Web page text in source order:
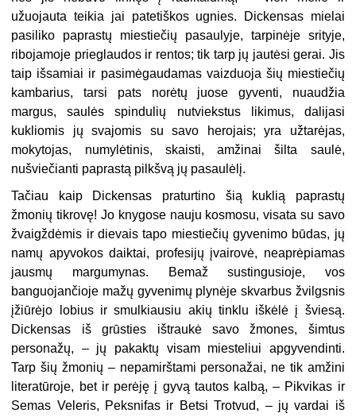
užuojauta teikia jai patetiškos ugnies. Dickensas mielai
pasiliko paprastų miestiečių pasaulyje, tarpinėje srityje,
ribojamoje prieglaudos ir rentos; tik tarp jų jautėsi gerai. Jis
taip išsamiai ir pasimėgaudamas vaizduoja šių miestiečių
kambarius, tarsi pats norėtų juose gyventi, nuaudžia
margus, saulės spindulių nutviekstus likimus, dalijasi
kukliomis jų svajomis su savo herojais; yra užtarėjas,
mokytojas, numylėtinis, skaisti, amžinai šilta saulė,
nušviečianti paprastą pilkšvą jų pasaulėlį.
Tačiau kaip Dickensas praturtino šią kuklią paprastų
žmonių tikrovę! Jo knygose nauju kosmosu, visata su savo
žvaigždėmis ir dievais tapo miestiečių gyvenimo būdas, jų
namų apyvokos daiktai, profesijų įvairovė, neaprėpiamas
jausmų margumynas. Bemaž sustingusioje, vos
banguojančioje mažų gyvenimų plynėje skvarbus žvilgsnis
įžiūrėjo lobius ir smulkiausiu akių tinklu iškėlė į šviesą.
Dickensas iš grūsties ištraukė savo žmones, šimtus
personažų, – jų pakaktų visam miesteliui apgyvendinti.
Tarp šių žmonių – nepamirštami personažai, ne tik amžini
literatūroje, bet ir perėję į gyvą tautos kalbą, – Pikvikas ir
Semas Veleris, Peksnifas ir Betsi Trotvud, – jų vardai iš